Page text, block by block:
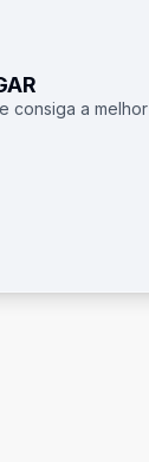
consiga a melhor